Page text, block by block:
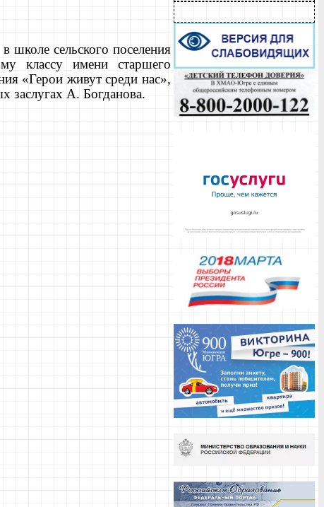
школе сельского поселения
классу имени старшего
«Герои живут среди нас»,
заслугах А. Богданова.